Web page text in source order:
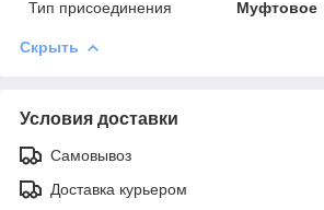
Тип присоединения Муфтовое
Скрыть
Условия доставки
Самовывоз
Доставка курьером